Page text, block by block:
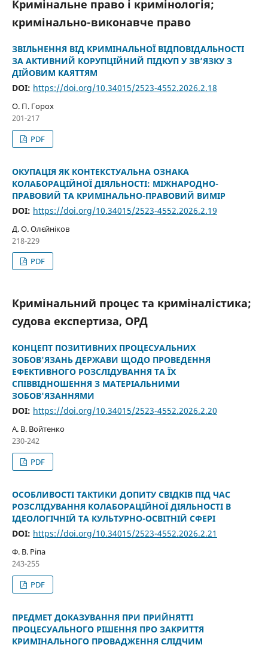
Кримінальне право і кримінологія;
кримінально-виконавче право
ЗВІЛЬНЕННЯ ВІД КРИМІНАЛЬНОЇ ВІДПОВІДАЛЬНОСТІ
ЗА АКТИВНИЙ КОРУПЦІЙНИЙ ПІДКУП У ЗВ’ЯЗКУ З
ДІЙОВИМ КАЯТТЯМ
DOI: https://doi.org/10.34015/2523-4552.2026.2.18
О. П. Горох
201-217
PDF
ОКУПАЦІЯ ЯК КОНТЕКСТУАЛЬНА ОЗНАКА
КОЛАБОРАЦІЙНОЇ ДІЯЛЬНОСТІ: МІЖНАРОДНО-
ПРАВОВИЙ ТА КРИМІНАЛЬНО-ПРАВОВИЙ ВИМІР
DOI: https://doi.org/10.34015/2523-4552.2026.2.19
Д. О. Олєйніков
218-229
PDF
Кримінальний процес та криміналістика;
судова експертиза, ОРД
КОНЦЕПТ ПОЗИТИВНИХ ПРОЦЕСУАЛЬНИХ
ЗОБОВ'ЯЗАНЬ ДЕРЖАВИ ЩОДО ПРОВЕДЕННЯ
ЕФЕКТИВНОГО РОЗСЛІДУВАННЯ ТА ЇХ
СПІВВІДНОШЕННЯ З МАТЕРІАЛЬНИМИ
ЗОБОВ'ЯЗАННЯМИ
DOI: https://doi.org/10.34015/2523-4552.2026.2.20
А. В. Войтенко
230-242
PDF
ОСОБЛИВОСТІ ТАКТИКИ ДОПИТУ СВІДКІВ ПІД ЧАС
РОЗСЛІДУВАННЯ КОЛАБОРАЦІЙНОЇ ДІЯЛЬНОСТІ В
ІДЕОЛОГІЧНІЙ ТА КУЛЬТУРНО-ОСВІТНІЙ СФЕРІ
DOI: https://doi.org/10.34015/2523-4552.2026.2.21
Ф. В. Ріпа
243-255
PDF
ПРЕДМЕТ ДОКАЗУВАННЯ ПРИ ПРИЙНЯТТІ
ПРОЦЕСУАЛЬНОГО РІШЕННЯ ПРО ЗАКРИТТЯ
КРИМІНАЛЬНОГО ПРОВАДЖЕННЯ СЛІДЧИМ